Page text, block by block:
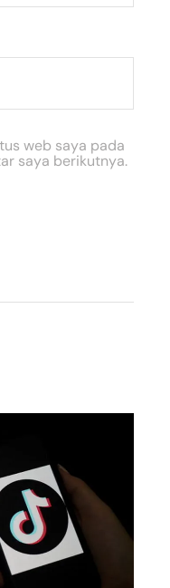
web saya pada
saya berikutnya.